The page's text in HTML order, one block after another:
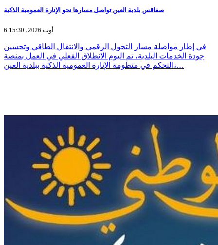
صفاقس بلدية العين تواصل مسارها نحو الإنارة العمومية الذكية
6 أوت 2026، 15:30
في إطار مواصلة مسار التحول الرقمي والانتقال الطاقي وتحسين
جودة الخدمات البلدية، تم اليوم الانطلاق الفعلي في العمل بمنصة
التحكم في منظومة الإنارة العمومية الذكية ببلدية العين،…